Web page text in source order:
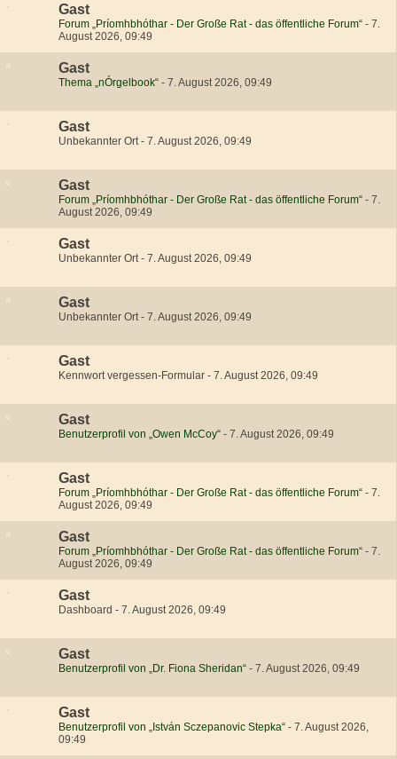
Gast
Forum „Príomhbhóthar - Der Große Rat - das öffentliche Forum“ - 7.
August 2026, 09:49
Gast
Thema „nÓrgelbook“ - 7. August 2026, 09:49
Gast
Unbekannter Ort - 7. August 2026, 09:49
Gast
Forum „Príomhbhóthar - Der Große Rat - das öffentliche Forum“ - 7.
August 2026, 09:49
Gast
Unbekannter Ort - 7. August 2026, 09:49
Gast
Unbekannter Ort - 7. August 2026, 09:49
Gast
Kennwort vergessen-Formular - 7. August 2026, 09:49
Gast
Benutzerprofil von „Owen McCoy“ - 7. August 2026, 09:49
Gast
Forum „Príomhbhóthar - Der Große Rat - das öffentliche Forum“ - 7.
August 2026, 09:49
Gast
Forum „Príomhbhóthar - Der Große Rat - das öffentliche Forum“ - 7.
August 2026, 09:49
Gast
Dashboard - 7. August 2026, 09:49
Gast
Benutzerprofil von „Dr. Fiona Sheridan“ - 7. August 2026, 09:49
Gast
Benutzerprofil von „István Sczepanovic Stepka“ - 7. August 2026,
09:49